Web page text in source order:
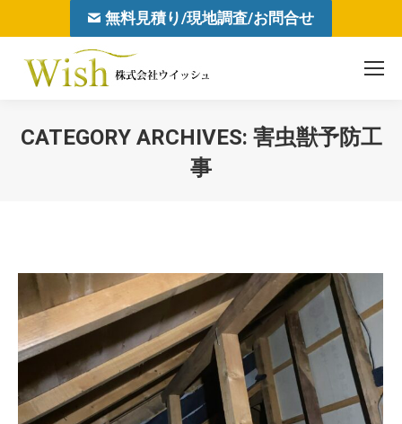
無料見積り/現地調査/お問合せ
CATEGORY ARCHIVES: 害虫獣予防工
事